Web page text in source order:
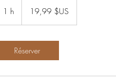
1 h 19,99 $US
Réserver